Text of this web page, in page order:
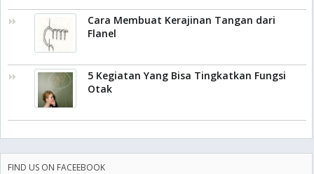
Cara Membuat Kerajinan Tangan dari
Flanel
5 Kegiatan Yang Bisa Tingkatkan Fungsi
Otak
FIND US ON FACEEBOOK